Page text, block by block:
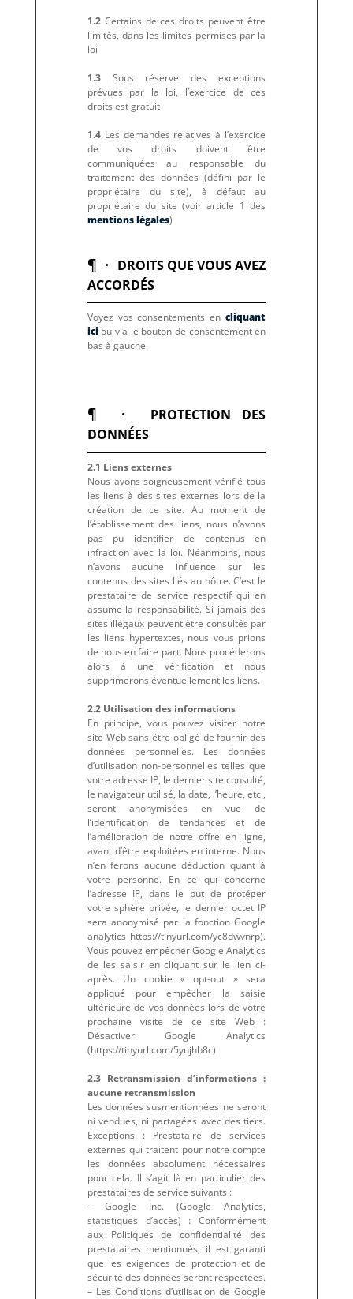
1.2Certains de ces droits peuvent être
limités, dans les limites permises par la
loi
1.3Sous réserve des exceptions
prévues par la loi, l’exercice de ces
droits est gratuit
1.4Les demandes relatives à l’exercice
de vos droits doivent être
communiquées au responsable du
traitement des données (défini par le
propriétaire du site), à défaut au
propriétaire du site (voir article 1 des
mentions légales)
¶ · DROITS QUE VOUS AVEZ
ACCORDÉS
Voyez vos consentements encliquant
iciou via le bouton de consentement en
bas à gauche.
¶ ·
PROTECTION DES
DONNÉES
2.1 Liens externes
Nous avons soigneusement vérifié tous
les liens à des sites externes lors de la
création de ce site. Au moment de
l’établissement des liens, nous n’avons
pas pu identifier de contenus en
infraction avec la loi. Néanmoins, nous
n’avons aucune influence sur les
contenus des sites liés au nôtre. C’est le
prestataire de service respectif qui en
assume la responsabilité. Si jamais des
sites illégaux peuvent être consultés par
les liens hypertextes, nous vous prions
de nous en faire part. Nous procéderons
alors à une vérification et nous
supprimerons éventuellement les liens.
2.2 Utilisation des informations
En principe, vous pouvez visiter notre
site Web sans être obligé de fournir des
données personnelles. Les données
d’utilisation non-personnelles telles que
votre adresse IP, le dernier site consulté,
le navigateur utilisé, la date, l’heure, etc.,
seront anonymisées en vue de
l’identification de tendances et de
l’amélioration de notre offre en ligne,
avant d’être exploitées en interne. Nous
n’en ferons aucune déduction quant à
votre personne. En ce qui concerne
l’adresse IP, dans le but de protéger
votre sphère privée, le dernier octet IP
sera anonymisé par la fonction Google
analytics https://tinyurl.com/yc8dwvnrp).
Vous pouvez empêcher Google Analytics
de les saisir en cliquant sur le lien ci-
après. Un cookie « opt-out » sera
appliqué pour empêcher la saisie
ultérieure de vos données lors de votre
prochaine visite de ce site Web :
Désactiver Google Analytics
(https://tinyurl.com/5yujhb8c)
2.3 Retransmission d’informations :
aucune retransmission
Les données susmentionnées ne seront
ni vendues, ni partagées avec des tiers.
Exceptions : Prestataire de services
externes qui traitent pour notre compte
les données absolument nécessaires
pour cela. Il s’agit là en particulier des
prestataires de service suivants :
– Google Inc. (Google Analytics,
statistiques d’accès) : Conformément
aux Politiques de confidentialité des
prestataires mentionnés, il est garanti
que les exigences de protection et de
sécurité des données seront respectées.
– Les Conditions d’utilisation de Google